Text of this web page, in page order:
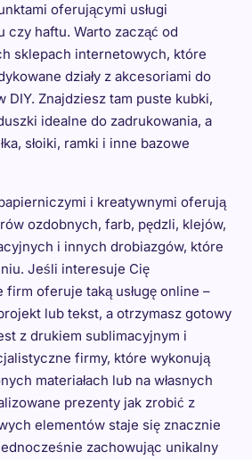
oferującymi usługi
czy haftu. Warto zacząć od
sklepach internetowych, które
działy z akcesoriami do
DIY. Znajdziesz tam puste kubki,
idealne do zadrukowania, a
słoiki, ramki i inne bazowe
i kreatywnymi oferują
ozdobnych, farb, pędzli, klejów,
i innych drobiazgów, które
Jeśli interesuje Cię
oferuje taką usługę online –
lub tekst, a otrzymasz gotowy
z drukiem sublimacyjnym i
firmy, które wykonują
materiałach lub na własnych
prezenty jak zrobić z
elementów staje się znacznie
zachowując unikalny